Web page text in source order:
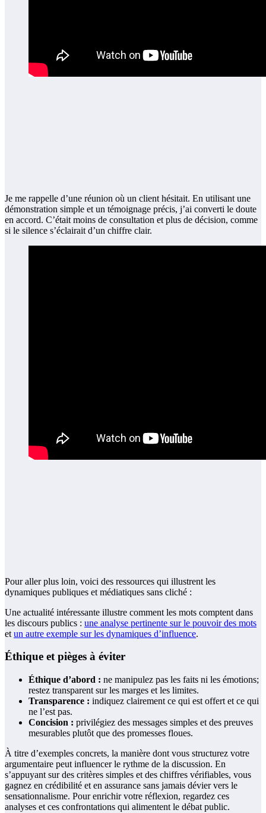
Je me rappelle d’une réunion où un client hésitait. En utilisant une
démonstration simple et un témoignage précis, j’ai converti le doute
en accord. C’était moins de consultation et plus de décision, comme
si le silence s’éclairait d’un chiffre clair.
Pour aller plus loin, voici des ressources qui illustrent les
dynamiques publiques et médiatiques sans cliché :
Une actualité intéressante illustre comment les mots comptent dans
les discours publics : une analyse pertinente sur le pouvoir des mots
et un autre exemple sur les dynamiques d’influence.
Éthique et pièges à éviter
Éthique d’abord : ne manipulez pas les faits ni les émotions;
restez transparent sur les marges et les limites.
Transparence : indiquez clairement ce qui est offert et ce qui
ne l’est pas.
Concision : privilégiez des messages simples et des preuves
mesurables plutôt que des promesses floues.
À titre d’exemples concrets, la manière dont vous structurez votre
argumentaire peut influencer le rythme de la discussion. En
s’appuyant sur des critères simples et des chiffres vérifiables, vous
gagnez en crédibilité et en assurance sans jamais dévier vers le
sensationnalisme. Pour enrichir votre réflexion, regardez ces
analyses et ces confrontations qui alimentent le débat public.